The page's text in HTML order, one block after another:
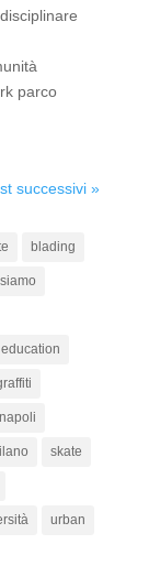
parco
successivi »
blading
education
napoli
skate
urban